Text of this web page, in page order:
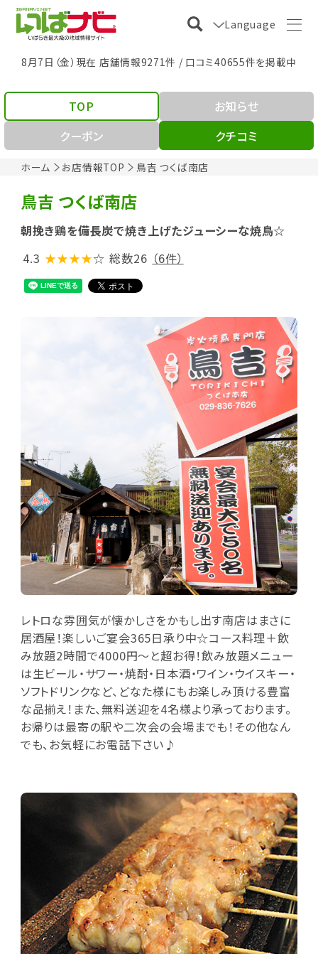
Language
8月7日（金）現在 店舗情報9271件 / 口コミ40655件を掲載中
ホーム お店情報TOP 鳥吉 つくば南店
TOP
お知らせ
クーポン
クチコミ
鳥吉 つくば南店
朝挽き鶏を備長炭で焼き上げたジューシーな焼鳥☆
4.3 ★★★★☆ 総数26 （6件）
レトロな雰囲気が懐かしさをかもし出す南店はまさに
居酒屋！楽しいご宴会365日承り中☆コース料理＋飲
み放題2時間で4000円～と超お得！飲み放題メニュー
は生ビール・サワー・焼酎・日本酒・ワイン・ウイスキー・
ソフトドリンクなど、どなた様にもお楽しみ頂ける豊富
な品揃え！また、無料送迎を4名様より承っております。
お帰りは最寄の駅や二次会の会場までも！その他なん
でも、お気軽にお電話下さい♪